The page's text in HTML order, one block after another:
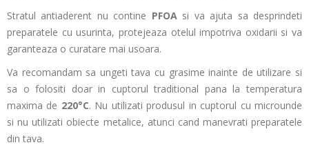
Stratul antiaderent nu contine PFOA si va ajuta sa desprindeti
preparatele cu usurinta, protejeaza otelul impotriva oxidarii si va
garanteaza o curatare mai usoara.
Va recomandam sa ungeti tava cu grasime inainte de utilizare si
sa o folositi doar in cuptorul traditional pana la temperatura
maxima de 220°C. Nu utilizati produsul in cuptorul cu microunde
si nu utilizati obiecte metalice, atunci cand manevrati preparatele
din tava.